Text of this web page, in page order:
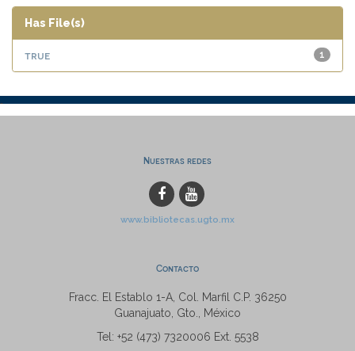
Has File(s)
1
true
Nuestras redes
www.bibliotecas.ugto.mx
Contacto
Fracc. El Establo 1-A, Col. Marfil C.P. 36250
Guanajuato, Gto., México
Tel: +52 (473) 7320006 Ext. 5538